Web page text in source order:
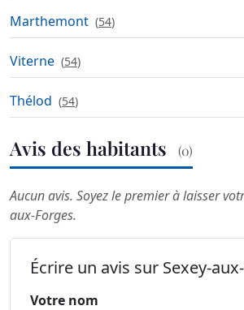
Marthemont (54)
Viterne (54)
Thélod (54)
Avis des habitants (0)
Aucun avis. Soyez le premier à laisser
aux-Forges.
Écrire un avis sur Sexey-
Votre nom